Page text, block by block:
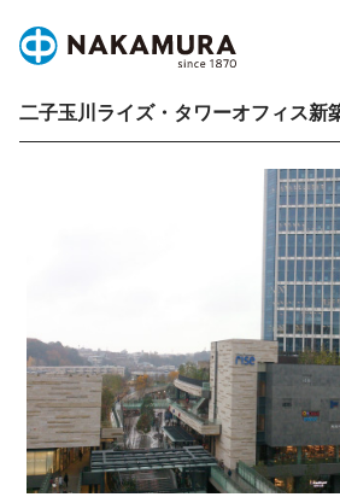
content
二子玉川ライズ・タワーオフィス新